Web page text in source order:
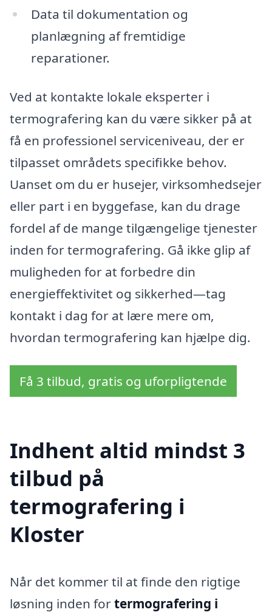
Data til dokumentation og
planlægning af fremtidige
reparationer.
Ved at kontakte lokale eksperter i
termografering kan du være sikker på at
få en professionel serviceniveau, der er
tilpasset områdets specifikke behov.
Uanset om du er husejer, virksomhedsejer
eller part i en byggefase, kan du drage
fordel af de mange tilgængelige tjenester
inden for termografering. Gå ikke glip af
muligheden for at forbedre din
energieffektivitet og sikkerhed—tag
kontakt i dag for at lære mere om,
hvordan termografering kan hjælpe dig.
Få 3 tilbud, gratis og uforpligtende
Indhent altid mindst 3
tilbud på
termografering i
Kloster
Når det kommer til at finde den rigtige
løsning inden fortermografering i